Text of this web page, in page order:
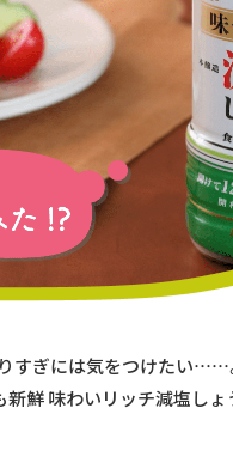
すぎには気をつけたい……
鮮 味わいリッチ減塩しょ